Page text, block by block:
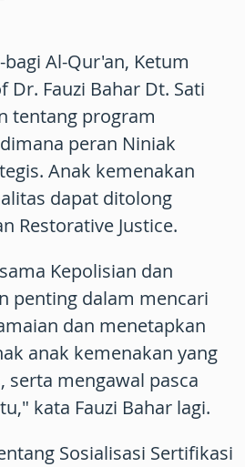
Al-Qur'an, Ketum
Dr. Fauzi Bahar Dt. Sati
tentang program
peran Niniak
Anak kemenakan
dapat ditolong
Restorative Justice.
Kepolisian dan
penting dalam mencari
dan menetapkan
anak kemenakan yang
mengawal pasca
kata Fauzi Bahar lagi.
Sosialisasi Sertifikasi